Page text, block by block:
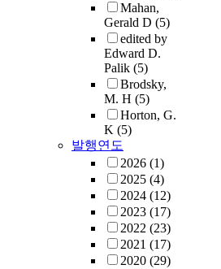
Mahan,
Gerald D (5)
edited by
Edward D.
Palik (5)
Brodsky,
M. H (5)
Horton, G.
K (5)
발행연도
2026 (1)
2025 (4)
2024 (12)
2023 (17)
2022 (23)
2021 (17)
2020 (29)